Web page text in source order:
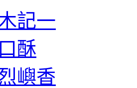
記一
口酥
嶼香